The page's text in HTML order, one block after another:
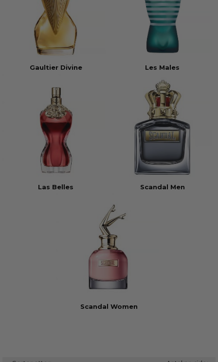
Gaultier Divine Les Males
Las Belles Scandal Men
Scandal Women